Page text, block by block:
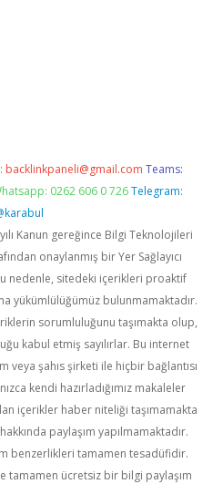
backlinkpaneli@gmail.com Teams:
0262 606 0 726 Telegram:
Kanun gereğince Bilgi Teknolojileri
onaylanmış bir Yer Sağlayıcı
nedenle, sitedeki içerikleri proaktif
yükümlülüğümüz bulunmamaktadır.
sorumluluğunu taşımakta olup,
kabul etmiş sayılırlar. Bu internet
veya şahıs şirketi ile hiçbir bağlantısı
kendi hazırladığımız makaleler
içerikler haber niteliği taşımamakta
paylaşım yapılmamaktadır.
benzerlikleri tamamen tesadüfidir.
tamamen ücretsiz bir bilgi paylaşım